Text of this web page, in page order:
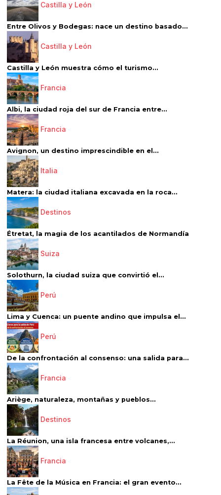
Castilla y León
Entre Olivos y Bodegas: nace un destino basado...
Castilla y León
Castilla y León muestra cómo el turismo...
Francia
Albi, la ciudad roja del sur de Francia entre...
Francia
Avignon, un destino imprescindible en el...
Italia
Matera: la ciudad italiana excavada en la roca...
Destinos
Étretat, la magia de los acantilados de Normandía
Suiza
Solothurn, la ciudad suiza que convirtió el...
Perú
Lima y Cuenca: un puente andino que impulsa el...
Perú
De la confrontación al consenso: una salida para...
Francia
Ariège, naturaleza, montañas y pueblos...
Destinos
La Réunion, una isla francesa entre volcanes,...
Francia
La Fête de la Música en Francia: el gran evento...